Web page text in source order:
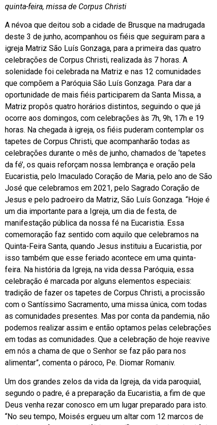
quinta-feira, missa de Corpus Christi
A névoa que deitou sob a cidade de Brusque na madrugada
deste 3 de junho, acompanhou os fiéis que seguiram para a
igreja Matriz São Luís Gonzaga, para a primeira das quatro
celebrações de Corpus Christi, realizada às 7 horas. A
solenidade foi celebrada na Matriz e nas 12 comunidades
que compõem a Paróquia São Luís Gonzaga. Para dar a
oportunidade de mais fiéis participarem da Santa Missa, a
Matriz propôs quatro horários distintos, seguindo o que já
ocorre aos domingos, com celebrações às 7h, 9h, 17h e 19
horas. Na chegada à igreja, os fiéis puderam contemplar os
tapetes de Corpus Christi, que acompanharão todas as
celebrações durante o mês de junho, chamados de ‘tapetes
da fé’, os quais reforçam nossa lembrança e oração pela
Eucaristia, pelo Imaculado Coração de Maria, pelo ano de São
José que celebramos em 2021, pelo Sagrado Coração de
Jesus e pelo padroeiro da Matriz, São Luís Gonzaga. “Hoje é
um dia importante para a Igreja, um dia de festa, de
manifestação pública da nossa fé na Eucaristia. Essa
comemoração faz sentido com aquilo que celebramos na
Quinta-Feira Santa, quando Jesus instituiu a Eucaristia, por
isso também que esse feriado acontece em uma quinta-
feira. Na história da Igreja, na vida dessa Paróquia, essa
celebração é marcada por alguns elementos especiais:
tradição de fazer os tapetes de Corpus Christi, a procissão
com o Santíssimo Sacramento, uma missa única, com todas
as comunidades presentes. Mas por conta da pandemia, não
podemos realizar assim e então optamos pelas celebrações
em todas as comunidades. Que a celebração de hoje reavive
em nós a chama de que o Senhor se faz pão para nos
alimentar”, comenta o pároco, Pe. Diomar Romaniv.
Um dos grandes zelos da vida da Igreja, da vida paroquial,
segundo o padre, é a preparação da Eucaristia, a fim de que
Deus venha rezar conosco em um lugar preparado para isto.
“No seu tempo, Moisés ergueu um altar com 12 marcos de